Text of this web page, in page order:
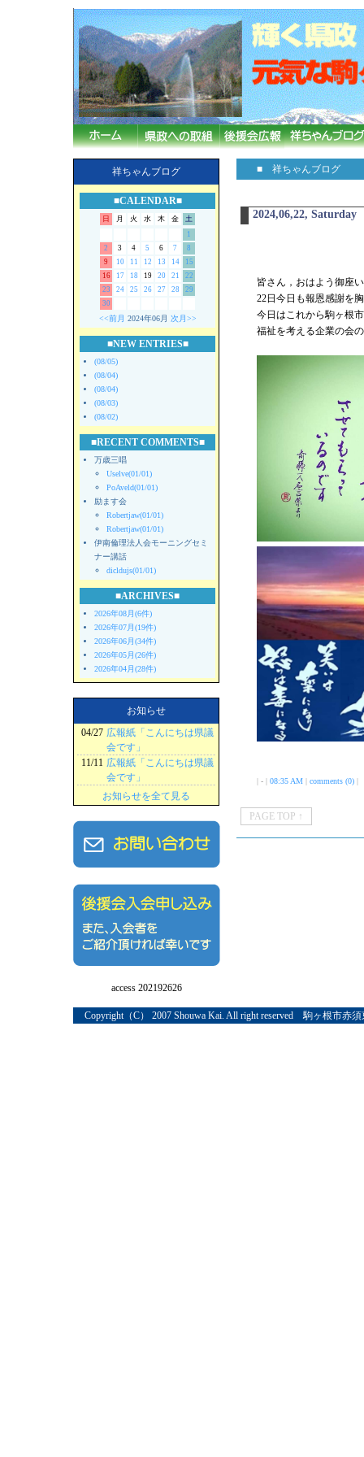
祥ちゃんブログ
■CALENDAR■
日 月 火 水 木 金
土
1
2
3 4 5 6 7
8
9
10 11 12 13 14
15
16
17 18 19 20 21
22
23
24 25 26 27 28
29
30
<<前月 2024年06月 次月>>
■NEW ENTRIES■
(08/05)
(08/04)
(08/04)
(08/03)
(08/02)
■RECENT COMMENTS■
万歳三唱
Uselve(01/01)
PoAveld(01/01)
励ます会
Robertjaw(01/01)
Robertjaw(01/01)
伊南倫理法人会モーニングセミ
ナー講話
dicldujs(01/01)
■ARCHIVES■
2026年08月(6件)
2026年07月(19件)
2026年06月(34件)
2026年05月(26件)
2026年04月(28件)
お知らせ
04/27 広報紙「こんにちは県議
会です」
11/11 広報紙「こんにちは県議
会です」
お知らせを全て見る
access 202192626
■ 祥ちゃんブログ
2024,06,22, Saturday
皆さん，おはよう御座
22日今日も報恩感謝を
今日はこれから駒ヶ根
福祉を考える企業の会
| - | 08:35 AM| comments (0)|
PAGE TOP ↑
Copyright（C） 2007 Shouwa Kai. All right reserved 駒ヶ根市